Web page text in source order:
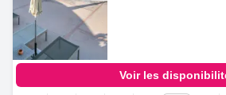
Voir les